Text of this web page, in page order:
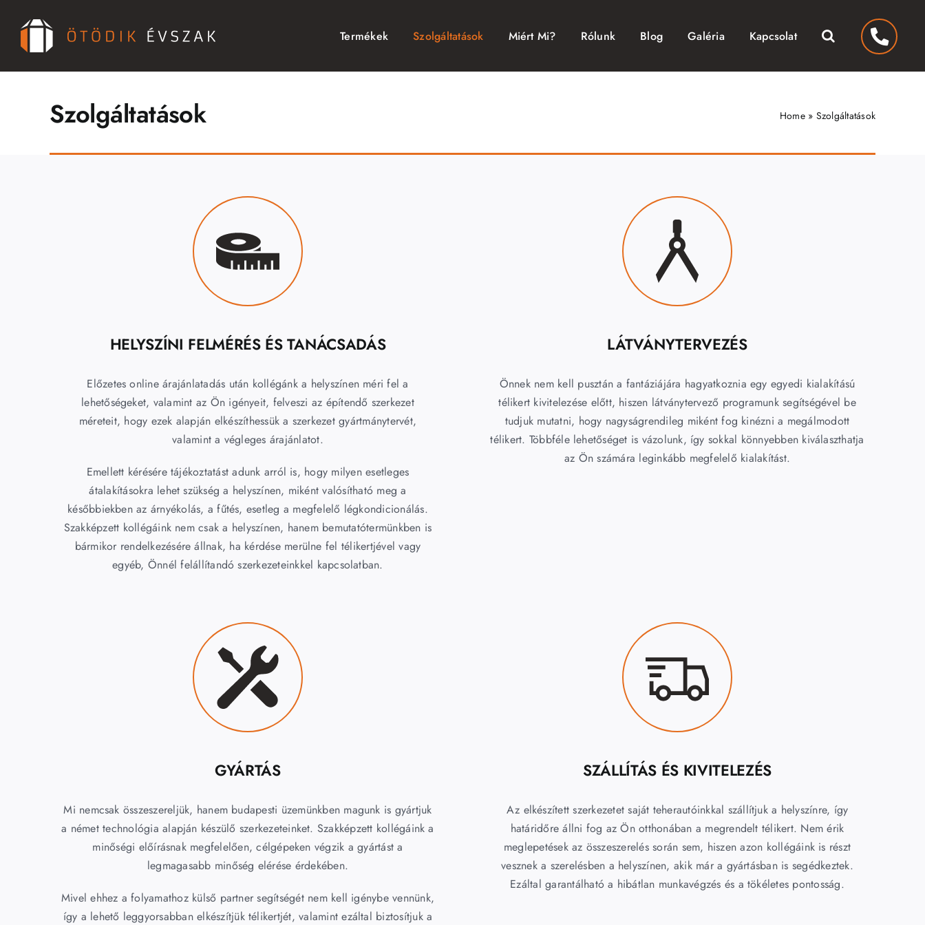
Termékek
Szolgáltatások Miért Mi? Rólunk Blog Galéria Kapcsolat
Szolgáltatások Home» Szolgáltatások
HELYSZÍNI FELMÉRÉS ÉS TANÁCSADÁS
Előzetes online árajánlatadás után kollégánk a helyszínen méri fel a
lehetőségeket, valamint az Ön igényeit, felveszi az építendő szerkezet
méreteit, hogy ezek alapján elkészíthessük a szerkezet gyártmánytervét,
valamint a végleges árajánlatot.
Emellett kérésére tájékoztatást adunk arról is, hogy milyen esetleges
átalakításokra lehet szükség a helyszínen, miként valósítható meg a
későbbiekben az árnyékolás, a fűtés, esetleg a megfelelő légkondicionálás.
Szakképzett kollégáink nem csak a helyszínen, hanem bemutatótermünkben is
bármikor rendelkezésére állnak, ha kérdése merülne fel télikertjével vagy
egyéb, Önnél felállítandó szerkezeteinkkel kapcsolatban.
LÁTVÁNYTERVEZÉS
Önnek nem kell pusztán a fantáziájára hagyatkoznia egy egyedi kialakítású
télikert kivitelezése előtt, hiszen látványtervező programunk segítségével be
tudjuk mutatni, hogy nagyságrendileg miként fog kinézni a megálmodott
télikert. Többféle lehetőséget is vázolunk, így sokkal könnyebben kiválaszthatja
az Ön számára leginkább megfelelő kialakítást.
GYÁRTÁS
Mi nemcsak összeszereljük, hanem budapesti üzemünkben magunk is gyártjuk
a német technológia alapján készülő szerkezeteinket. Szakképzett kollégáink a
minőségi előírásnak megfelelően, célgépeken végzik a gyártást a
legmagasabb minőség elérése érdekében.
Mivel ehhez a folyamathoz külső partner segítségét nem kell igénybe vennünk,
így a lehető leggyorsabban elkészítjük télikertjét, valamint ezáltal biztosítjuk a
SZÁLLÍTÁS ÉS KIVITELEZÉS
Az elkészített szerkezetet saját teherautóinkkal szállítjuk a helyszínre, így
határidőre állni fog az Ön otthonában a megrendelt télikert. Nem érik
meglepetések az összeszerelés során sem, hiszen azon kollégáink is részt
vesznek a szerelésben a helyszínen, akik már a gyártásban is segédkeztek.
Ezáltal garantálható a hibátlan munkavégzés és a tökéletes pontosság.